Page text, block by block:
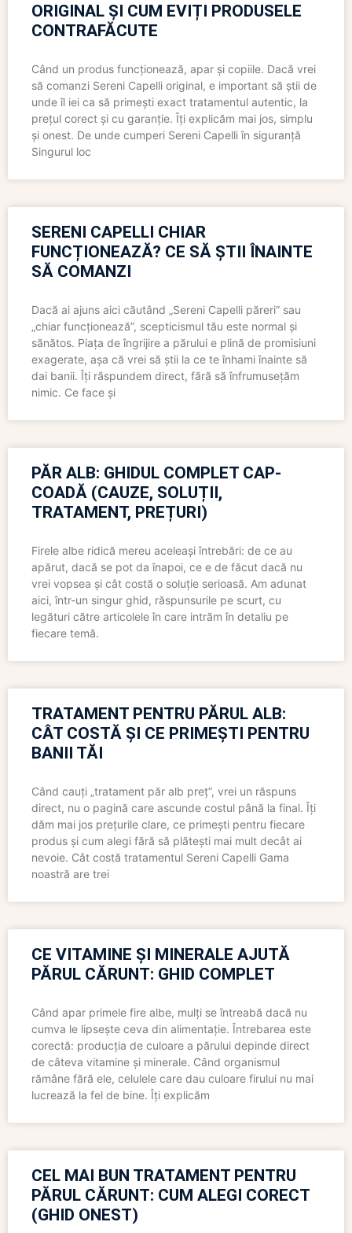
ORIGINAL ȘI CUM EVIȚI PRODUSELE
CONTRAFĂCUTE
Când un produs funcționează, apar și copiile. Dacă vrei
să comanzi Sereni Capelli original, e important să știi de
unde îl iei ca să primești exact tratamentul autentic, la
prețul corect și cu garanție. Îți explicăm mai jos, simplu
și onest. De unde cumperi Sereni Capelli în siguranță
Singurul loc
SERENI CAPELLI CHIAR
FUNCȚIONEAZĂ? CE SĂ ȘTII ÎNAINTE
SĂ COMANZI
Dacă ai ajuns aici căutând „Sereni Capelli păreri” sau
„chiar funcționează”, scepticismul tău este normal și
sănătos. Piața de îngrijire a părului e plină de promisiuni
exagerate, așa că vrei să știi la ce te înhami înainte să
dai banii. Îți răspundem direct, fără să înfrumusețăm
nimic. Ce face și
PĂR ALB: GHIDUL COMPLET CAP-
COADĂ (CAUZE, SOLUȚII,
TRATAMENT, PREȚURI)
Firele albe ridică mereu aceleași întrebări: de ce au
apărut, dacă se pot da înapoi, ce e de făcut dacă nu
vrei vopsea și cât costă o soluție serioasă. Am adunat
aici, într-un singur ghid, răspunsurile pe scurt, cu
legături către articolele în care intrăm în detaliu pe
fiecare temă.
TRATAMENT PENTRU PĂRUL ALB:
CÂT COSTĂ ȘI CE PRIMEȘTI PENTRU
BANII TĂI
Când cauți „tratament păr alb preț”, vrei un răspuns
direct, nu o pagină care ascunde costul până la final. Îți
dăm mai jos prețurile clare, ce primești pentru fiecare
produs și cum alegi fără să plătești mai mult decât ai
nevoie. Cât costă tratamentul Sereni Capelli Gama
noastră are trei
CE VITAMINE ȘI MINERALE AJUTĂ
PĂRUL CĂRUNT: GHID COMPLET
Când apar primele fire albe, mulți se întreabă dacă nu
cumva le lipsește ceva din alimentație. Întrebarea este
corectă: producția de culoare a părului depinde direct
de câteva vitamine și minerale. Când organismul
rămâne fără ele, celulele care dau culoare firului nu mai
lucrează la fel de bine. Îți explicăm
CEL MAI BUN TRATAMENT PENTRU
PĂRUL CĂRUNT: CUM ALEGI CORECT
(GHID ONEST)